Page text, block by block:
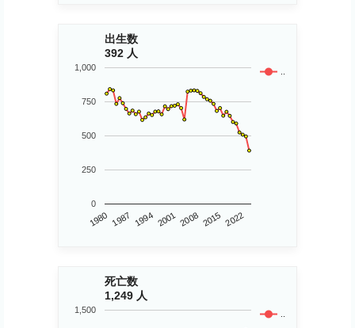
出生数
392 人
..
1980 1987 1994 2001 2008 2015 2022
0
250
500
750
1,000
死亡数
1,249 人
..
1,500